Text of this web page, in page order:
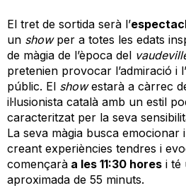
El tret de sortida serà l’
un show per a totes les edats
de màgia de l’època del
pretenien provocar l’admiració i
públic. El showestarà a càrrec
il·lusionista català amb un estil
caracteritzat per la seva
La seva màgia busca
creant experiències tendres i
començarà a les 11:30 hores i té
aproximada de 55 minuts.